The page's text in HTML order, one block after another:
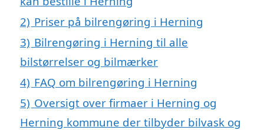
2) Priser på bilrengøring i Herning
3) Bilrengøring i Herning til alle
bilstørrelser og bilmærker
4) FAQ om bilrengøring i Herning
5) Oversigt over firmaer i Herning og
Herning kommune der tilbyder bilvask og